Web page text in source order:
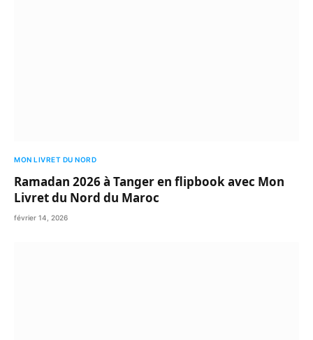
MON LIVRET DU NORD
Ramadan 2026 à Tanger en flipbook avec Mon
Livret du Nord du Maroc
février 14, 2026